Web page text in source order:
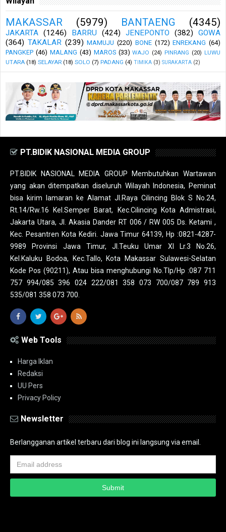
MAKASSAR (5979) BANTAENG (4345)
JAKARTA (1246) BARRU (424) JENEPONTO (382)
GOWA
(364) TAKALAR (239) MAMUJU (220) BONE (172) ENREKANG (64)
PANGKEP (46) MALANG (43) MAROS (33) WAJO (24) PINRANG (20) LUWU
UTARA (18) SELAYAR (18) SOLO (7) PADANG (4) TIMIKA (3) SURAKARTA (2)
PT.BIDIK NASIONAL MEDIA GROUP
PT.BIDIK NASIONAL MEDIA GROUP Membutuhkan Wartawan
yang akan ditempatkan diseluruh Wilayah Indonesia, Peminat
bisa kirim lamaran ke Alamat Jl.Raya Cilincing Blok S No.24,
Rt.14/Rw.16 Kel.Semper Barat, Kec.Cilincing Kota Admistrasi,
Jakarta Utara, Jl. Akasia Dander RT 006 / RW 005 Ds. Ketami ,
Kec. Pesantren Kota Kediri. Jawa Timur 64139, Hp :0821-4287-
9989 Provinsi Jawa Timur, Jl.Teuku Umar XI Lr.3 No.26,
Kel.Kaluku Bodoa, Kec.Tallo, Kota Makassar Sulawesi-Selatan
Kode Pos (90211), Atau bisa menghubungi No.Tlp/Hp :087 711
757 994/085 396 024 222/081 358 073 700/087 789 913
535/081 358 073 700.
Web Tools
Harga Iklan
Redaksi
UU Pers
Privacy Policy
Newsletter
Berlangganan artikel terbaru dari blog ini langsung via email.